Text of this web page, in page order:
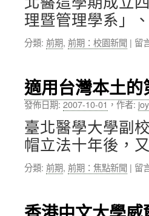
洪
明
士
至
校
演
講〉
中
理暨管理學系」
分類: 前期, 前期：校園新聞 | 在
系
所
主
管
介
紹〉
中
留
適用台灣本土
發佈日期:2007-10-01，作者:
臺北醫學大學副
帽立法十年後，
分類: 前期, 前期：焦點新聞 | 在
台
留